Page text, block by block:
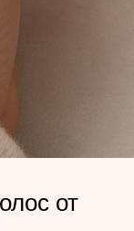
от